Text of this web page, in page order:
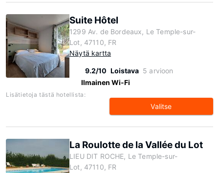
Suite Hôtel
1299 Av. de Bordeaux, Le Temple-sur-
Lot, 47110, FR
Näytä kartta
9.2/10 Loistava 5 arvioon
Ilmainen Wi-Fi
Lisätietoja tästä hotellista:
Valitse
La Roulotte de la Vallée du Lot
LIEU DIT ROCHE, Le Temple-sur-
Lot, 47110, FR